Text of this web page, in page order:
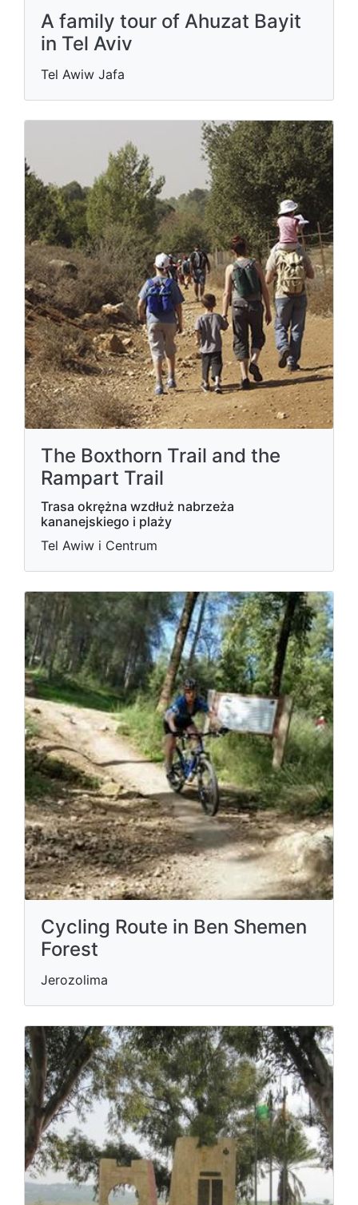
A family tour of Ahuzat Bayit
in Tel Aviv
Tel Awiw Jafa
The Boxthorn Trail and the
Rampart Trail
Trasa okrężna wzdłuż nabrzeża
kananejskiego i plaży
Tel Awiw i Centrum
Cycling Route in Ben Shemen
Forest
Jerozolima